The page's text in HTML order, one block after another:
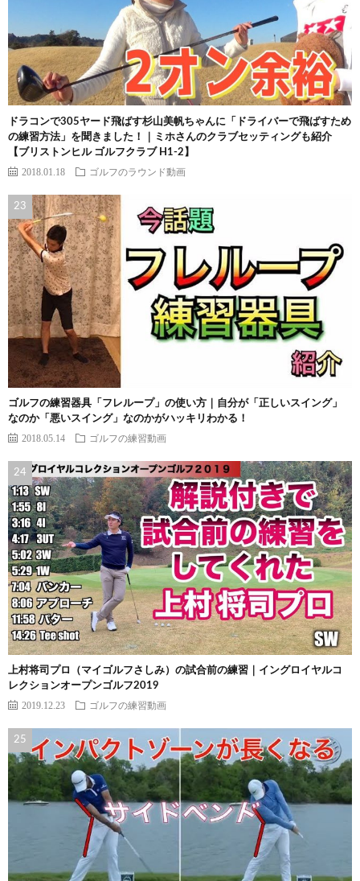
ドラコンで305ヤード飛ばす杉山美帆ちゃんに「ドライバーで飛ばすため
の練習方法」を聞きました！｜ミホさんのクラブセッティングも紹介
【ブリストンヒル ゴルフクラブ H1-2】
2018.01.18 ゴルフのラウンド動画
ゴルフの練習器具「フレループ」の使い方｜自分が「正しいスイング」
なのか「悪いスイング」なのかがハッキリわかる！
2018.05.14 ゴルフの練習動画
上村将司プロ（マイゴルフさしみ）の試合前の練習｜イングロイヤルコ
レクションオープンゴルフ2019
2019.12.23 ゴルフの練習動画